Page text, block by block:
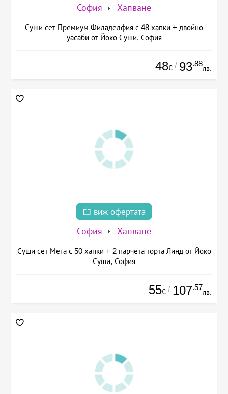
София Хапване
Суши сет Премиум Филаделфия с 48 хапки + двойно
уасаби от Йоко Суши, София
48€ / 93.88
лв.
виж офертата
София Хапване
Суши сет Мега с 50 хапки + 2 парчета торта Линд от Йоко
Суши, София
55€ / 107.57
лв.